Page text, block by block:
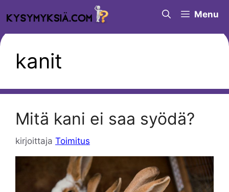
sisältöön
Menu
kanit
Mitä kani ei saa syödä?
kirjoittaja Toimitus